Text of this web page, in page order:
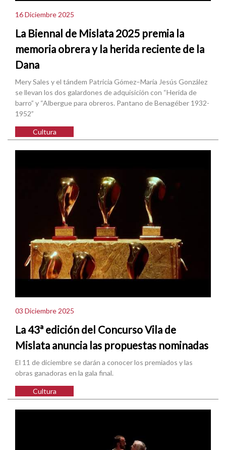
16 Diciembre 2025
La Biennal de Mislata 2025 premia la
memoria obrera y la herida reciente de la
Dana
Mery Sales y el tándem Patricia Gómez–María Jesús González
se llevan los dos galardones de adquisición con “Herida de
barro” y “Albergue para obreros. Pantano de Benagéber 1932-
1952”
Cultura
03 Diciembre 2025
La 43ª edición del Concurso Vila de
Mislata anuncia las propuestas nominadas
El 11 de diciembre se darán a conocer los premiados y las
obras ganadoras en la gala final.
Cultura